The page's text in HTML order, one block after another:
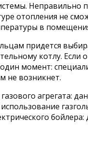
Неправильно
отопления не
в
придется
котлу. Если
момент:
не возникнет.
бойлера: